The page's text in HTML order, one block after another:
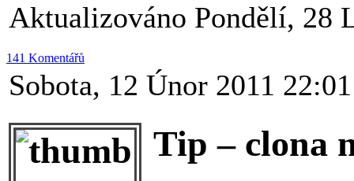
Aktualizováno Pondělí, 28
141 Komentářů
Sobota, 12 Únor 2011 22:01
Tip – clona